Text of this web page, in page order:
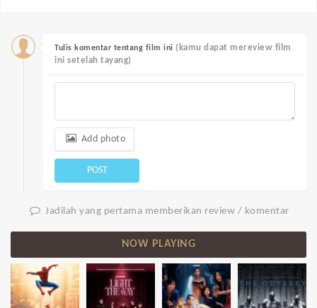
Tulis komentar tentang film ini (kamu dapat mereview film
ini setelah tayang)
Add photo
POST
Jadilah yang pertama memberikan review / komentar
NOW PLAYING